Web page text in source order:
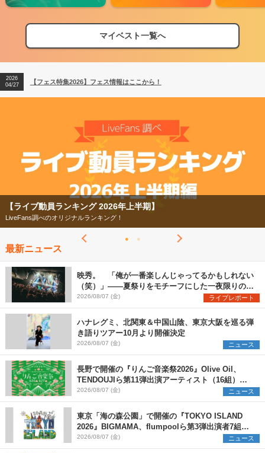
マイベスト一覧へ
【フェス特集2026】フェス情報はここから！
【ライブ動員ランキング】2026年上半期編発表！
2026
04/27
【フェス特集2026】フェス情報はここから！
2026
【フェス特集2026】
今年もフェスの季節がやってきた！
最新ニュース
映秀。 「俺が一番楽しんじゃってるかもしれない
（笑）」――夏祭りをモチーフにした一夜限りのス
ペシャルライブ『色祭』レポート
2026/08/07 (金) ライブレポート
ハナレグミ、北関東＆中国山陰、東京大阪を巡る弾
き語りツアー10月より開催決定
2026/08/07 (金) ニュース
長野で開催の『りんご音楽祭2026』Olive Oil、
TENDOUJIら第11弾出演アーティスト（16組）を
発表
2026/08/07 (金) ニュース
東京「海の森公園」で開催の『TOKYO ISLAND
2026』BIGMAMA、flumpoolら第3弾出演者7組を
発表 ワークショップ・アート出展者を募集
2026/08/07 (金) ニュース